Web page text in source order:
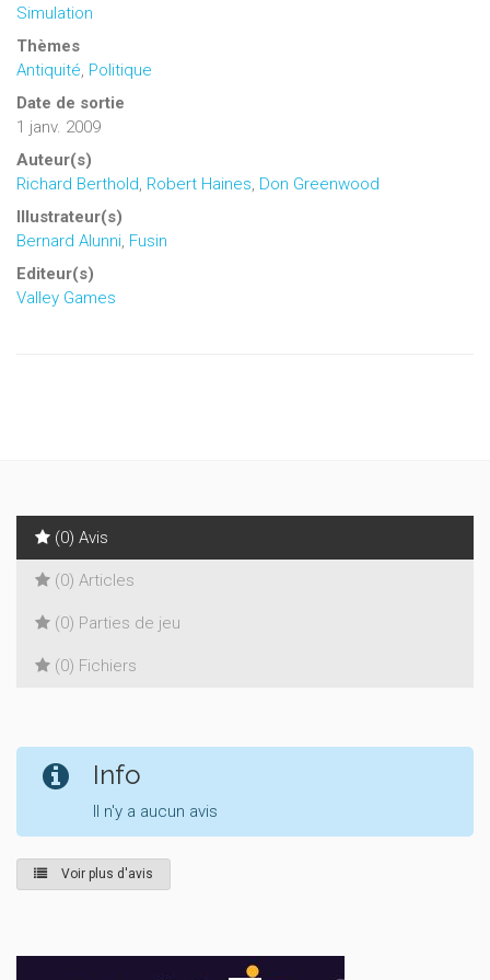
Simulation
Thèmes
Antiquité, Politique
Date de sortie
1 janv. 2009
Auteur(s)
Richard Berthold, Robert Haines, Don Greenwood
Illustrateur(s)
Bernard Alunni, Fusin
Editeur(s)
Valley Games
(0) Avis
(0) Articles
(0) Parties de jeu
(0) Fichiers
Info
Il n'y a aucun avis
Voir plus d'avis